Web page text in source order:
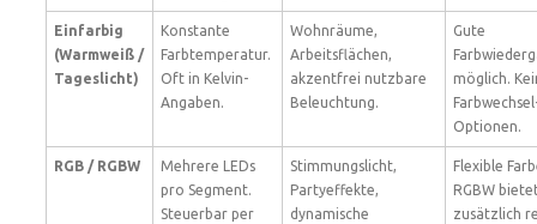
Einfarbig
(Warmweiß /
Tageslicht)
Konstante
Farbtemperatur.
Oft in Kelvin-
Angaben.
Wohnräume,
Arbeitsflächen,
akzentfrei nutzbare
Beleuchtung.
Gute
möglich.
Optionen.
RGB / RGBW
Mehrere LEDs
pro Segment.
Steuerbar per
Stimmungslicht,
Partyeffekte,
dynamische
Flexible
RGBW
zusätzlich